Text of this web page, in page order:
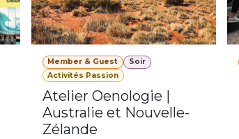
Member & Guest
Soir
Activités Passion
Atelier Oenologie |
Australie et Nouvelle-
Zélande